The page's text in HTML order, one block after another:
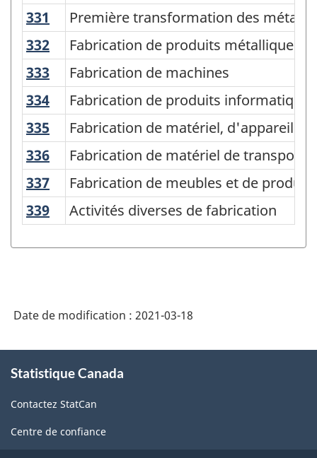
Structure
de
la
classification
331
Première transformation des métaux
Première transformation des métaux
332 Fabrication de produits métalliques
Fabrication de produits métalliques
333 Fabrication de machines
Fabrication de machines
334 Fabrication de produits
Fabrication de produits
335 Fabrication de matériel, d'appareils
Fabrication de matériel, d'appareils
336 Fabrication de matériel de transport
Fabrication de matériel de transport
337 Fabrication de meubles et de
Fabrication de meubles et de
339 Activités diverses de fabrication
Activités diverses de fabrication
Date de modification : 2021-03-18
propos
ce
site
Statistique Canada
Contactez StatCan
Centre de confiance